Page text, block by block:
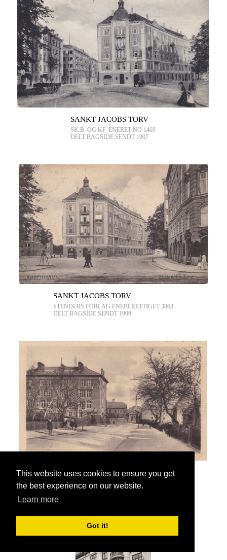
This website uses cookies to ensure you get
the best experience on our website.
Learn more
Got it!
SANKT JACOBS TORV
SK.B. OG KF. ENERET NO 1469
DELT BAGSIDE SENDT 1907
SANKT JACOBS TORV
STENDERS FORLAG ENEBERETTIGET 3863
DELT BAGSIDE SENDT 1909
Sionsgade Strandvejens skole
KIOSK VIBEN
DELT BAGSIDE UBRUGT